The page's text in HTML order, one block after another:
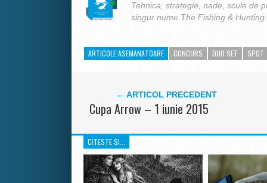
Tehnica, strategie, nade, scule de
singur nume The Fishing & Hunting
ARTICOLE ASEMANATOARE CONCURS DUO SET SPOT
← ARTICOL PRECEDENT
Cupa Arrow – 1 iunie 2015
CITESTE SI...